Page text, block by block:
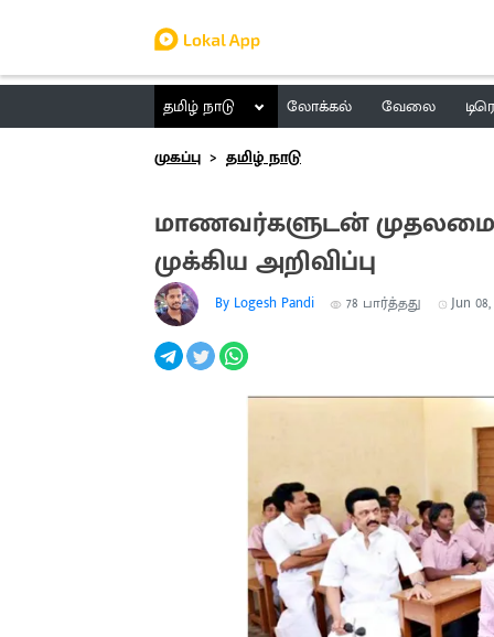
தமிழ் நாடு லோக்கல் வேலை
முகப்பு
தமிழ் நாடு
மாணவர்களுடன்
முக்கிய அறிவிப்பு
By Logesh Pandi 78 பார்த்தது Jun 08,